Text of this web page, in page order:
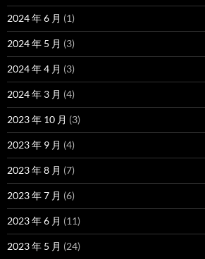
2024 年 6 月 (1)
2024 年 5 月 (3)
2024 年 4 月 (3)
2024 年 3 月 (4)
2023 年 10 月 (3)
2023 年 9 月 (4)
2023 年 8 月 (7)
2023 年 7 月 (6)
2023 年 6 月 (11)
2023 年 5 月 (24)